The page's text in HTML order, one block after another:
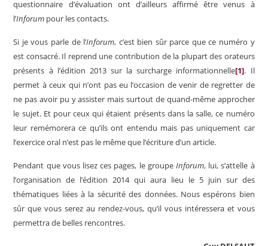
questionnaire d’évaluation ont d’ailleurs affirmé être venus à
l’Inforum pour les contacts.
Si je vous parle de l’Inforum, c’est bien sûr parce que ce numéro y
est consacré. Il reprend une contribution de la plupart des orateurs
présents à l’édition 2013 sur la surcharge information­nelle[1]. Il
permet à ceux qui n’ont pas eu l’occasion de venir de regretter de
ne pas avoir pu y assister mais surtout de quand-même ap­procher
le sujet. Et pour ceux qui étaient pré­sents dans la salle, ce numéro
leur remémorera ce qu’ils ont entendu mais pas uniquement car
l’exercice oral n’est pas le même que l’écriture d’un article.
Pendant que vous lisez ces pages, le groupe Inforum, lui, s’attelle à
l’organisation de l’édition 2014 qui aura lieu le 5 juin sur des
thématiques liées à la sécurité des données. Nous espérons bien
sûr que vous serez au rendez-vous, qu’il vous intéressera et vous
permettra de belles rencontres.